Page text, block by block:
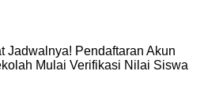
Jadwalnya! Pendaftaran Akun
Mulai Verifikasi Nilai Siswa